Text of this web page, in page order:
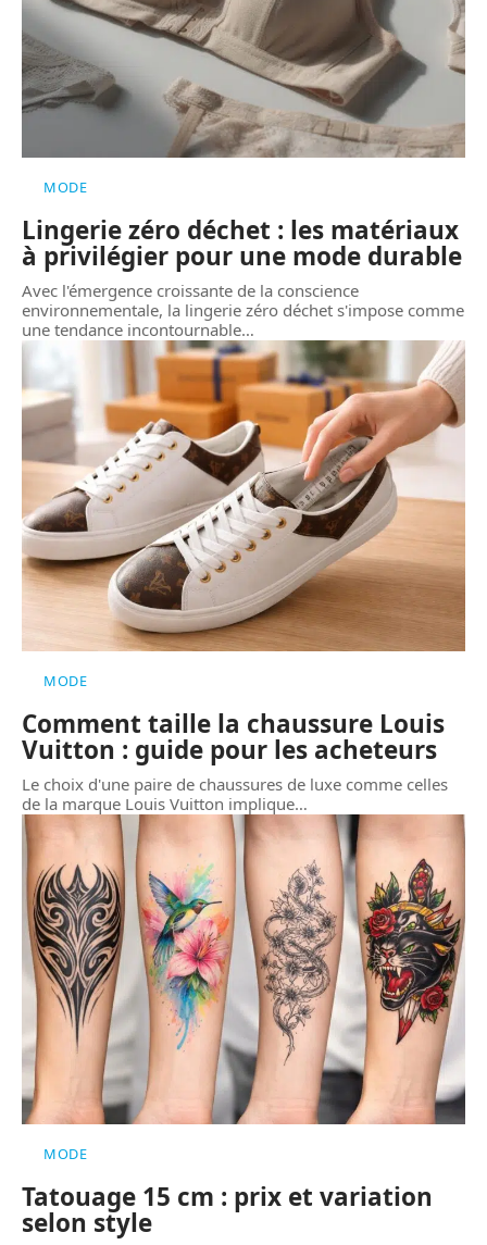
MODE
Lingerie zéro déchet : les matériaux
à privilégier pour une mode durable
Avec l'émergence croissante de la conscience
environnementale, la lingerie zéro déchet s'impose comme
une tendance incontournable…
MODE
Comment taille la chaussure Louis
Vuitton : guide pour les acheteurs
Le choix d'une paire de chaussures de luxe comme celles
de la marque Louis Vuitton implique…
MODE
Tatouage 15 cm : prix et variation
selon style